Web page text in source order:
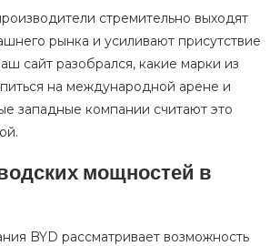
стремительно выходят
рынка и усиливают присутствие
сайт разобрался, какие марки из
на международной арене и
западные компании считают это
мощностей в
BYD рассматривает возможность